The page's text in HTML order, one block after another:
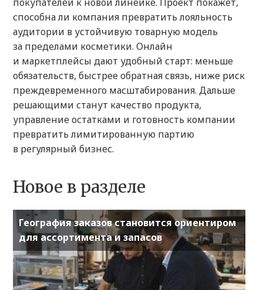
покупателей к новой линейке. Проект покажет,
способна ли компания превратить лояльность
аудитории в устойчивую товарную модель
за пределами косметики. Онлайн
и маркетплейсы дают удобный старт: меньше
обязательств, быстрее обратная связь, ниже риск
преждевременного масштабирования. Дальше
решающими станут качество продукта,
управление остатками и готовность компании
превратить лимитированную партию
в регулярный бизнес.
Новое в разделе
География заказов становится ориентиром
для ассортимента и запасов